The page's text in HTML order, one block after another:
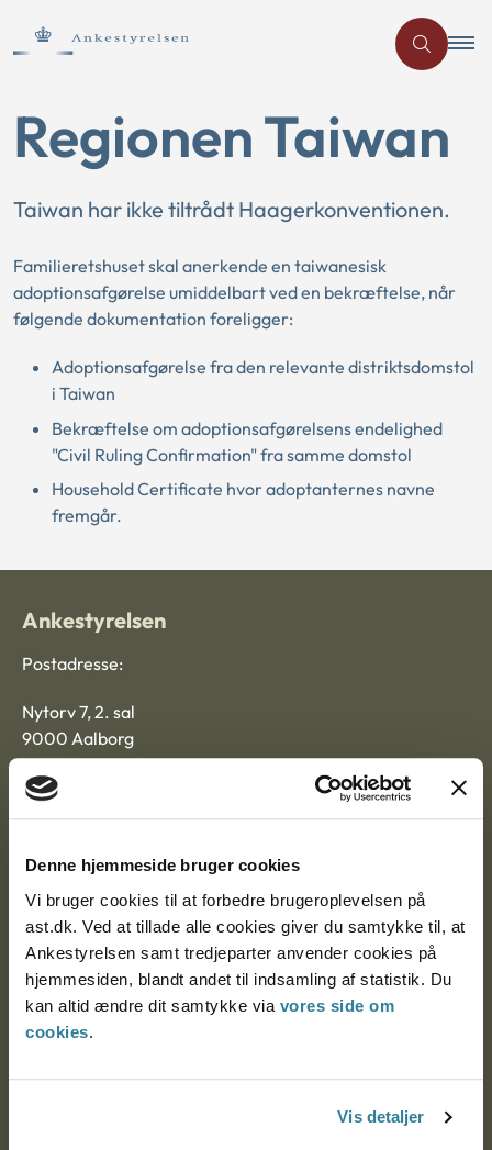
Denne hjemmeside bruger cookies
Vi bruger cookies til at forbedre brugeroplevelsen på
ast.dk. Ved at tillade alle cookies giver du samtykke til, at
Ankestyrelsen samt tredjeparter anvender cookies på
hjemmesiden, blandt andet til indsamling af statistik. Du
kan altid ændre dit samtykke via vores side om
cookies.
Vis detaljer
Regionen Taiwan
Taiwan har ikke tiltrådt Haagerkonventionen.
Familieretshuset skal anerkende en taiwanesisk
adoptionsafgørelse umiddelbart ved en bekræftelse, når
følgende dokumentation foreligger:
Adoptionsafgørelse fra den relevante distriktsdomstol
i Taiwan
Bekræftelse om adoptionsafgørelsens endelighed
"Civil Ruling Confirmation" fra samme domstol
Household Certificate hvor adoptanternes navne
fremgår.
Ankestyrelsen
Postadresse:
Nytorv 7, 2. sal
9000 Aalborg
Ankestyrelsen Aalborg
EAN: 57 98 000 35 48 21
CVR: 1007 4002
Om Ankestyrelsen